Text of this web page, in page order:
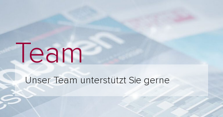
Team
Unser Team unterstützt Sie gerne